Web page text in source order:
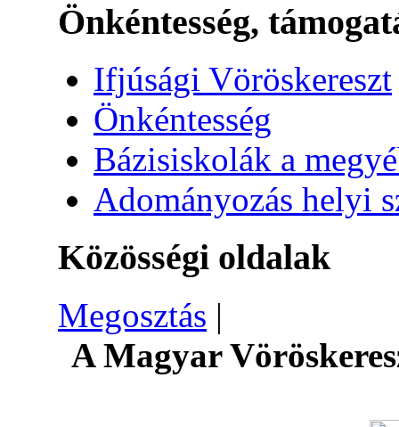
Önkéntesség,
Ifjúsági Vöröskereszt
Önkéntesség
Bázisiskolák a
Adományozás helyi
Közösségi oldalak
Megosztás |
A Magyar